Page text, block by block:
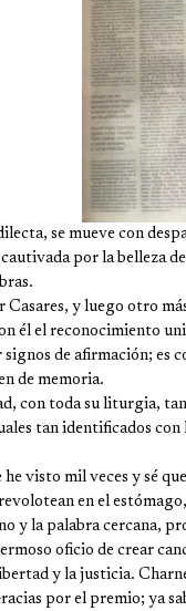
se mueve con
por la belleza
Casares, y luego otro
él el reconocimiento
de afirmación; es
de memoria.
con toda su liturgia,
tan identificados
visto mil veces y sé
en el
y la palabra cercana,
oficio de crear
y la justicia.
por el premio; ya